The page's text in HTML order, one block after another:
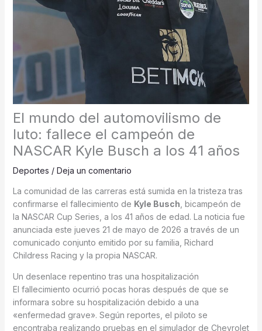
El mundo del automovilismo de
luto: fallece el campeón de
NASCAR Kyle Busch a los 41 años
Deportes / Deja un comentario
La comunidad de las carreras está sumida en la tristeza tras
confirmarse el fallecimiento de Kyle Busch, bicampeón de
la NASCAR Cup Series, a los 41 años de edad. La noticia fue
anunciada este jueves 21 de mayo de 2026 a través de un
comunicado conjunto emitido por su familia, Richard
Childress Racing y la propia NASCAR.
Un desenlace repentino tras una hospitalización
El fallecimiento ocurrió pocas horas después de que se
informara sobre su hospitalización debido a una
«enfermedad grave». Según reportes, el piloto se
encontraba realizando pruebas en el simulador de Chevrolet